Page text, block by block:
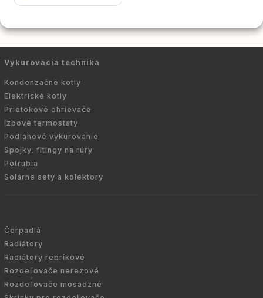
Vykurovacia technika
Kondenzačné kotly
Elektrické kotly
Prietokové ohrievače
Izbové termostaty
Podlahové vykurovanie
Spojky, fitingy na rúry
Potrubia
Solárne sety a kolektory
Čerpadlá
Radiátory
Radiátory rebríkové
Rozdeľovače nerezové
Rozdeľovače mosadzné